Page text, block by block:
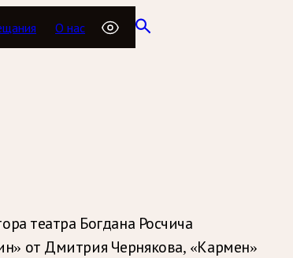
О нас
театра Богдана Росчича
от Дмитрия Чернякова, «Кармен»